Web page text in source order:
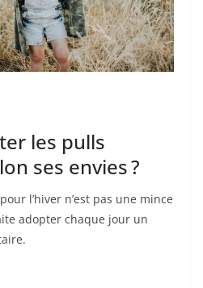
les pulls
ses envies ?
l’hiver n’est pas une mince
adopter chaque jour un